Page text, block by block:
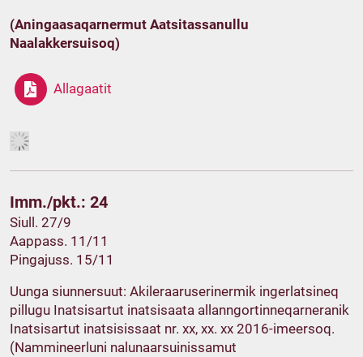
(Aningaasaqarnermut Aatsitassanullu
Naalakkersuisoq)
Allagaatit
Imm./pkt.: 24
Siull. 27/9
Aappass. 11/11
Pingajuss. 15/11
Uunga siunnersuut: Akileraaruserinermik ingerlatsineq
pillugu Inatsisartut inatsisaata allanngortinneqarneranik
Inatsisartut inatsisissaat nr. xx, xx. xx 2016-imeersoq.
(Nammineerluni nalunaarsuinissamut